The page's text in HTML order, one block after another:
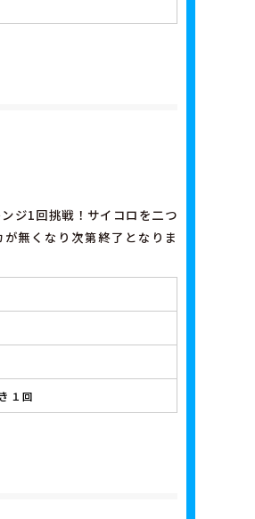
ジ1回挑戦！サイコロを二つ
無くなり次第終了となりま
１回